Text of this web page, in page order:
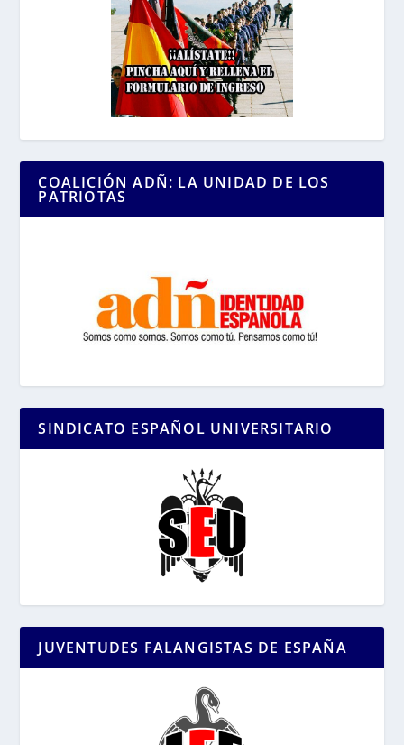
COALICIÓN ADÑ: LA UNIDAD DE LOS
PATRIOTAS
SINDICATO ESPAÑOL UNIVERSITARIO
JUVENTUDES FALANGISTAS DE ESPAÑA